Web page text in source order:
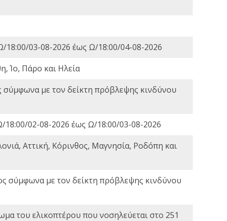
18:00/03-08-2026 έως Ω/18:00/04-08-2026
Ίο, Πάρο και Ηλεία
σύμφωνα με τον δείκτη πρόβλεψης κινδύνου
18:00/02-08-2026 έως Ω/18:00/03-08-2026
Αττική, Κόρινθος, Μαγνησία, Ροδόπη και
σύμφωνα με τον δείκτη πρόβλεψης κινδύνου
του ελικοπτέρου που νοσηλεύεται στο 251